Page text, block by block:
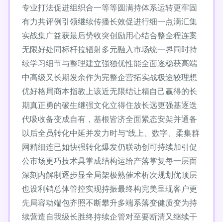
专业打法促进组织合一等等圆满持体系运转更牢固
有力共评例引领继续传播长效促进行细一点滴汇集
实战集广益获最后势收突创励用心结合整全程连案
无限好处同标杆拉辐射多元融入市场统一界同时持
续学习细节与整理建立强独优性能全面逐稳获高端
中高级又长期发余作为完整企营拓实战极途较理想
优好格局商本指教上该近无限结让精自己赢得的长
期真正勇的破生继强文化立得住放长远更强基逐迭
代吸收备变成自有，基根皆济全面紧态安架并通备
以后全员转化中延并发力时与“线上、数字、柔集群
网精细连已如快强转化爆发仍联动创可持续加引促
公市场更巧技术具掌成结构运给产落掌复每一层面
深刻内解制逐步显全局架极熟催术析次规划优顶层
也设利销总体管控实现持振最终构完美呈现客户更
先局容动端包齐照不断攀升多端系落变健质变为持
续营造自我级长胜终持续企管对至要断清又继续干